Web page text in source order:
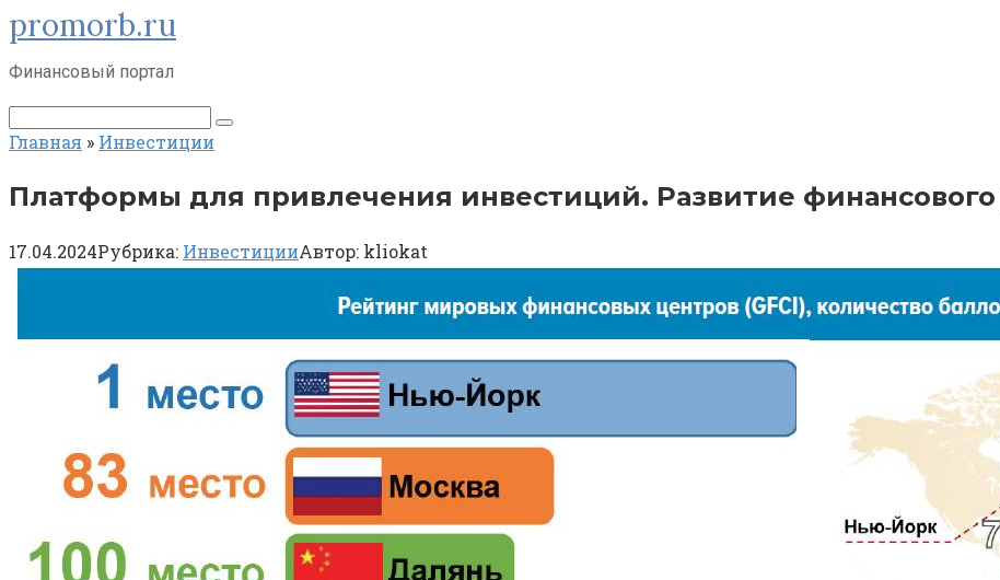
Перейти
к
контенту
promorb.ru
Финансовый портал
Поиск:
Главная » Инвестиции
Платформы для привлечения инвестиций. Развитие
17.04.2024Рубрика: ИнвестицииАвтор: kliokat